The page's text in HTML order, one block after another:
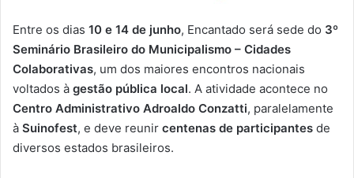
Entre os dias 10 e 14 de junho, Encantado será sede do 3º
Seminário Brasileiro do Municipalismo – Cidades
Colaborativas, um dos maiores encontros nacionais
voltados à gestão pública local. A atividade acontece no
Centro Administrativo Adroaldo Conzatti, paralelamente
à Suinofest, e deve reunir centenas de participantes de
diversos estados brasileiros.